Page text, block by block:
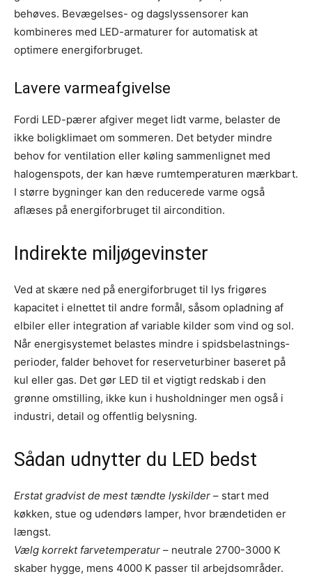
behøves. Bevægelses- og dagslys­sensorer kan
kombineres med LED-armaturer for automatisk at
optimere energiforbruget.
Lavere varmeafgivelse
Fordi LED-pærer afgiver meget lidt varme, belaster de
ikke bolig­klimaet om sommeren. Det betyder mindre
behov for ventilation eller køling sammenlignet med
halogen­spots, der kan hæve rumtemperaturen mærkbart.
I større bygninger kan den reducerede varme også
aflæses på energiforbruget til aircondition.
Indirekte miljøgevinster
Ved at skære ned på energi­forbruget til lys frigøres
kapacitet i elnettet til andre formål, såsom opladning af
elbiler eller integration af variable kilder som vind og sol.
Når energisystemet belastes mindre i spidsbelastnings­
perioder, falder behovet for reserveturbiner baseret på
kul eller gas. Det gør LED til et vigtigt redskab i den
grønne omstilling, ikke kun i husholdninger men også i
industri, detail og offentlig belysning.
Sådan udnytter du LED bedst
Erstat gradvist de mest tændte lyskilder – start med
køkken, stue og udendørs lamper, hvor brændetiden er
længst.
Vælg korrekt farvetemperatur – neutrale 2700-3000 K
skaber hygge, mens 4000 K passer til arbejds­områder.